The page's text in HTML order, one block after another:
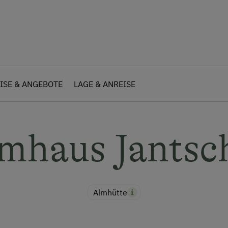
& ANGEBOTE LAGE & ANREISE
Almhütte